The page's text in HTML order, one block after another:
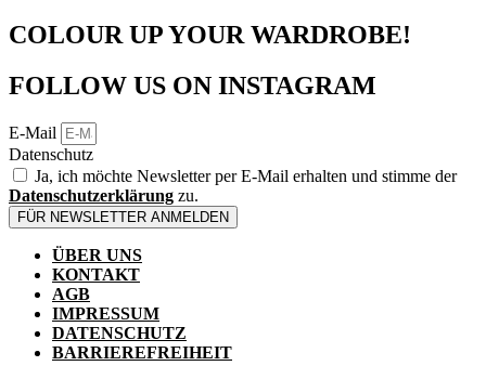
COLOUR UP YOUR WARDROBE!
FOLLOW US ON INSTAGRAM
E-Mail
Datenschutz
Ja, ich möchte Newsletter per E-Mail erhalten und stimme der
Datenschutzerklärung zu.
FÜR NEWSLETTER ANMELDEN
ÜBER UNS
KONTAKT
AGB
IMPRESSUM
DATENSCHUTZ
BARRIEREFREIHEIT